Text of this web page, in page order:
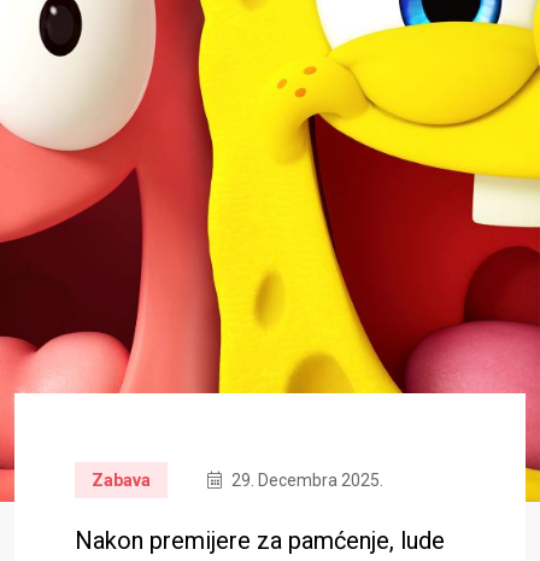
Zabava 29. Decembra 2025.
Nakon premijere za pamćenje, lude